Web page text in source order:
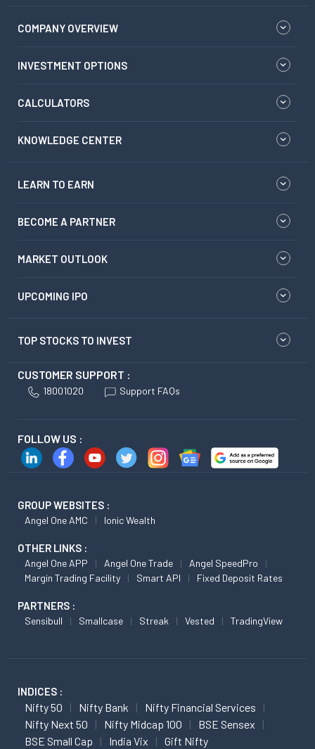
COMPANY OVERVIEW
INVESTMENT OPTIONS
CALCULATORS
KNOWLEDGE CENTER
LEARN TO EARN
BECOME A PARTNER
MARKET OUTLOOK
UPCOMING IPO
TOP STOCKS TO INVEST
CUSTOMER SUPPORT :
18001020 Support FAQs
FOLLOW US :
GROUP WEBSITES :
Angel One AMC Ionic Wealth
OTHER LINKS :
Angel One APP Angel One Trade
Angel SpeedPro
Margin Trading Facility
Smart API Fixed Deposit Rates
PARTNERS :
Sensibull Smallcase Streak Vested TradingView
INDICES :
Nifty 50 Nifty Bank
Nifty Financial Services
Nifty Next 50
Nifty Midcap 100
BSE Sensex
BSE Small Cap
India Vix Gift Nifty